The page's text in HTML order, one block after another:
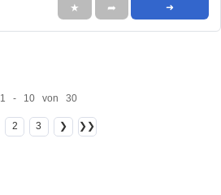
★ ➦ ➜
1 - 10 von 30
2 3 ❯ ❯❯